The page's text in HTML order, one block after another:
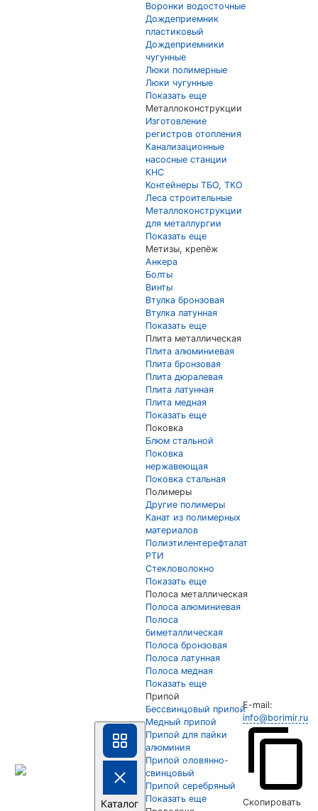
Каталог
Воронки водосточные
Дождеприемник
пластиковый
Дождеприемники
чугунные
Люки полимерные
Люки чугунные
Показать еще
Металлоконструкции
Изготовление
регистров отопления
Канализационные
насосные станции
КНС
Контейнеры ТБО, ТКО
Леса строительные
Металлоконструкции
для металлургии
Показать еще
Метизы, крепёж
Анкера
Болты
Винты
Втулка бронзовая
Втулка латунная
Показать еще
Плита металлическая
Плита алюминиевая
Плита бронзовая
Плита дюралевая
Плита латунная
Плита медная
Показать еще
Поковка
Блюм стальной
Поковка
нержавеющая
Поковка стальная
Полимеры
Другие полимеры
Канат из полимерных
материалов
Полиэтилентерефталат
РТИ
Стекловолокно
Показать еще
Полоса металлическая
Полоса алюминиевая
Полоса
биметаллическая
Полоса бронзовая
Полоса латунная
Полоса медная
Показать еще
Припой
Бессвинцовый припой
Медный припой
Припой для пайки
алюминия
Припой оловянно-
свинцовый
Припой серебряный
Показать еще
E-mail:
info@borimir.ru
Скопировать